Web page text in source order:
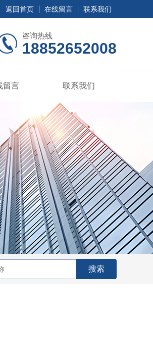
返回首页 在线留言 联系我们
咨询热线
18852652008
留言 联系我们